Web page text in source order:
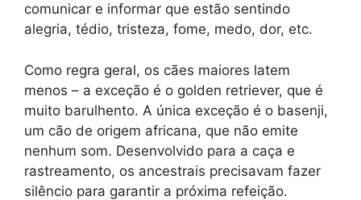
comunicar e informar que estão sentindo
alegria, tédio, tristeza, fome, medo, dor, etc.
Como regra geral, os cães maiores latem
menos – a exceção é o golden retriever, que é
muito barulhento. A única exceção é o basenji,
um cão de origem africana, que não emite
nenhum som. Desenvolvido para a caça e
rastreamento, os ancestrais precisavam fazer
silêncio para garantir a próxima refeição.